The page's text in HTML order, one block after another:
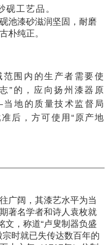
砚工艺品。
池漆砂滋润坚固，耐磨
朴纯正。
围内的生产者需要使
”的，应向扬州漆器原
地的质量技术监督局
后，方可使用“原产地
广阔，其漆艺水平为当
著名学者和诗人 袁枚就
文，称道“卢叟制器负盛
宗时就已失传达数百年的